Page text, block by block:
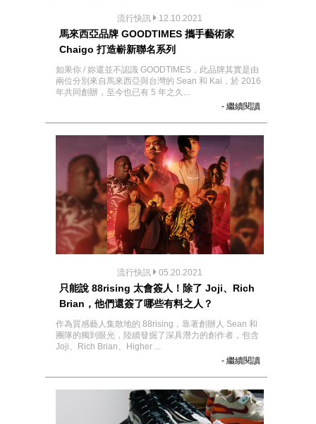
流行快訊 12.10.2021
馬來西亞品牌 GOODTIMES 攜手藝術家
Chaigo 打造嶄新聯名系列
如果你 / 妳還並不認識 GOODTIMES，此品牌其實是由
兩位分別來自馬來西亞與台灣的 Sean 和 Kai，於 2016
年共同創辦，至今也已有 5 年之久...
- 繼續閱讀
流行快訊 05.20.2021
只能說 88rising 太會簽人！除了 Joji、Rich
Brian，他們還簽了哪些有料之人？
作為質感藝人集散地的 88rising，靠著創辦人 Sean 和
團隊的獨到眼光，陸續發掘了深具潛力的創作者，包含
Joji、Rich Brian、Higher ...
- 繼續閱讀